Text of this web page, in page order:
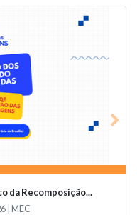
da Recomposição...
| MEC